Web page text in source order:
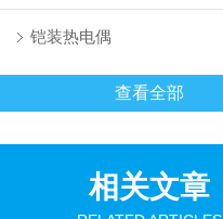
铠装热电偶
查看全部
相关文章